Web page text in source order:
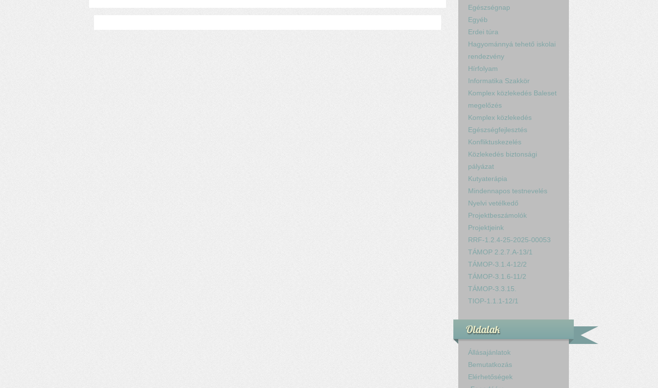
Egészségnap
Egyéb
Erdei túra
Hagyománnyá tehető iskolai
rendezvény
Hírfolyam
Informatika Szakkör
Komplex közlekedés Baleset
megelőzés
Komplex közlekedés
Egészségfejlesztés
Konfliktuskezelés
Közlekedés biztonsági
pályázat
Kutyaterápia
Mindennapos testnevelés
Nyelvi vetélkedő
Projektbeszámolók
Projektjeink
RRF-1.2.4-25-2025-00053
TÁMOP 2.2.7.A-13/1
TÁMOP-3.1.4-12/2
TÁMOP-3.1.6-11/2
TÁMOP-3.3.15.
TIOP-1.1.1-12/1
Oldalak
Állásajánlatok
Bemutatkozás
Elérhetőségek